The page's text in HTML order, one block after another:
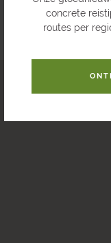
concrete
routes per